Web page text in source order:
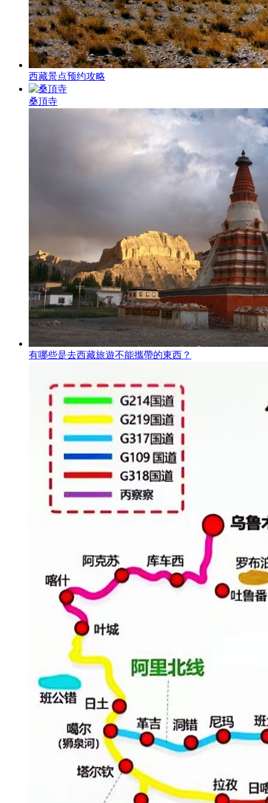
西藏景点预约攻略
桑頂寺
有哪些是去西藏旅遊不能攜帶的東西？